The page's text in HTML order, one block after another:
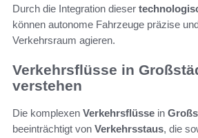
Durch die Integration dieser
können autonome Fahrzeuge präzise
Verkehrsraum agieren.
Verkehrsflüsse in
verstehen
Die komplexen Verkehrsflüsse in
beeinträchtigt von Verkehrsstaus, die